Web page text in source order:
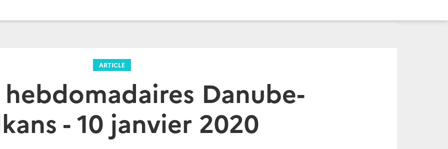
ARTICLE
hebdomadaires Danube-
- 10 janvier 2020